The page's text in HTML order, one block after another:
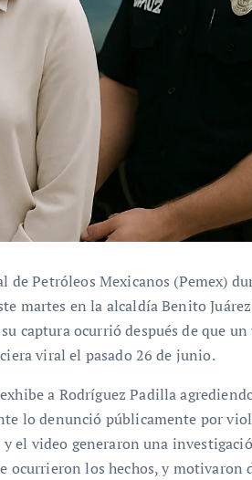
Petróleos Mexicanos (Pemex)
martes en la alcaldía Benito
captura ocurrió después de que
viral el pasado 26 de junio.
a Rodríguez Padilla
lo denunció públicamente por
el video generaron una
ocurrieron los hechos, y motivaron